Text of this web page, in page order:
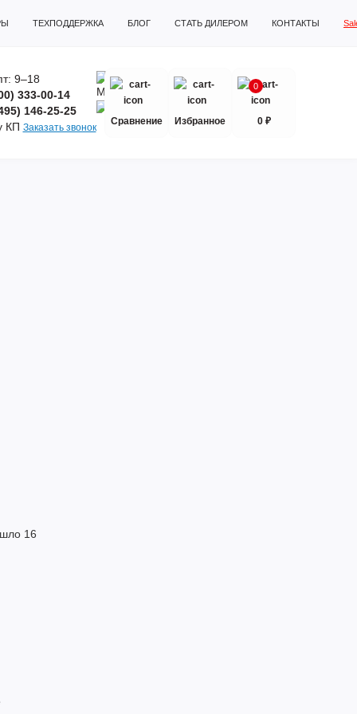
ТЕХПОДДЕРЖКА БЛОГ СТАТЬ ДИЛЕРОМ КОНТАКТЫ
9–18
333-00-14
146-25-25
КП Заказать звонок
Сравнение Избранное
0
0 ₽
16